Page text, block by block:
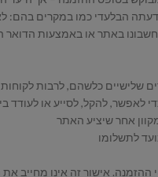
דעתה הבלעדי כמו במקרים
באתר או באמצעות הדואר
שלישיים כלשהם, לרבות
לאפשר, להקל, לסייע או לעודד
אחר שיציע האתר
לתשלומו